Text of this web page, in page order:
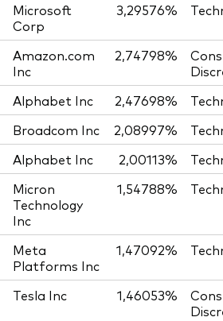
Microsoft
Corp
3,29576%
Amazon.com
Inc
2,74798%
Alphabet Inc 2,47698%
Broadcom Inc
2,08997%
Alphabet Inc
2,00113%
Micron
Technology
Inc
1,54788%
Meta
Platforms Inc
1,47092%
Tesla Inc 1,46053%